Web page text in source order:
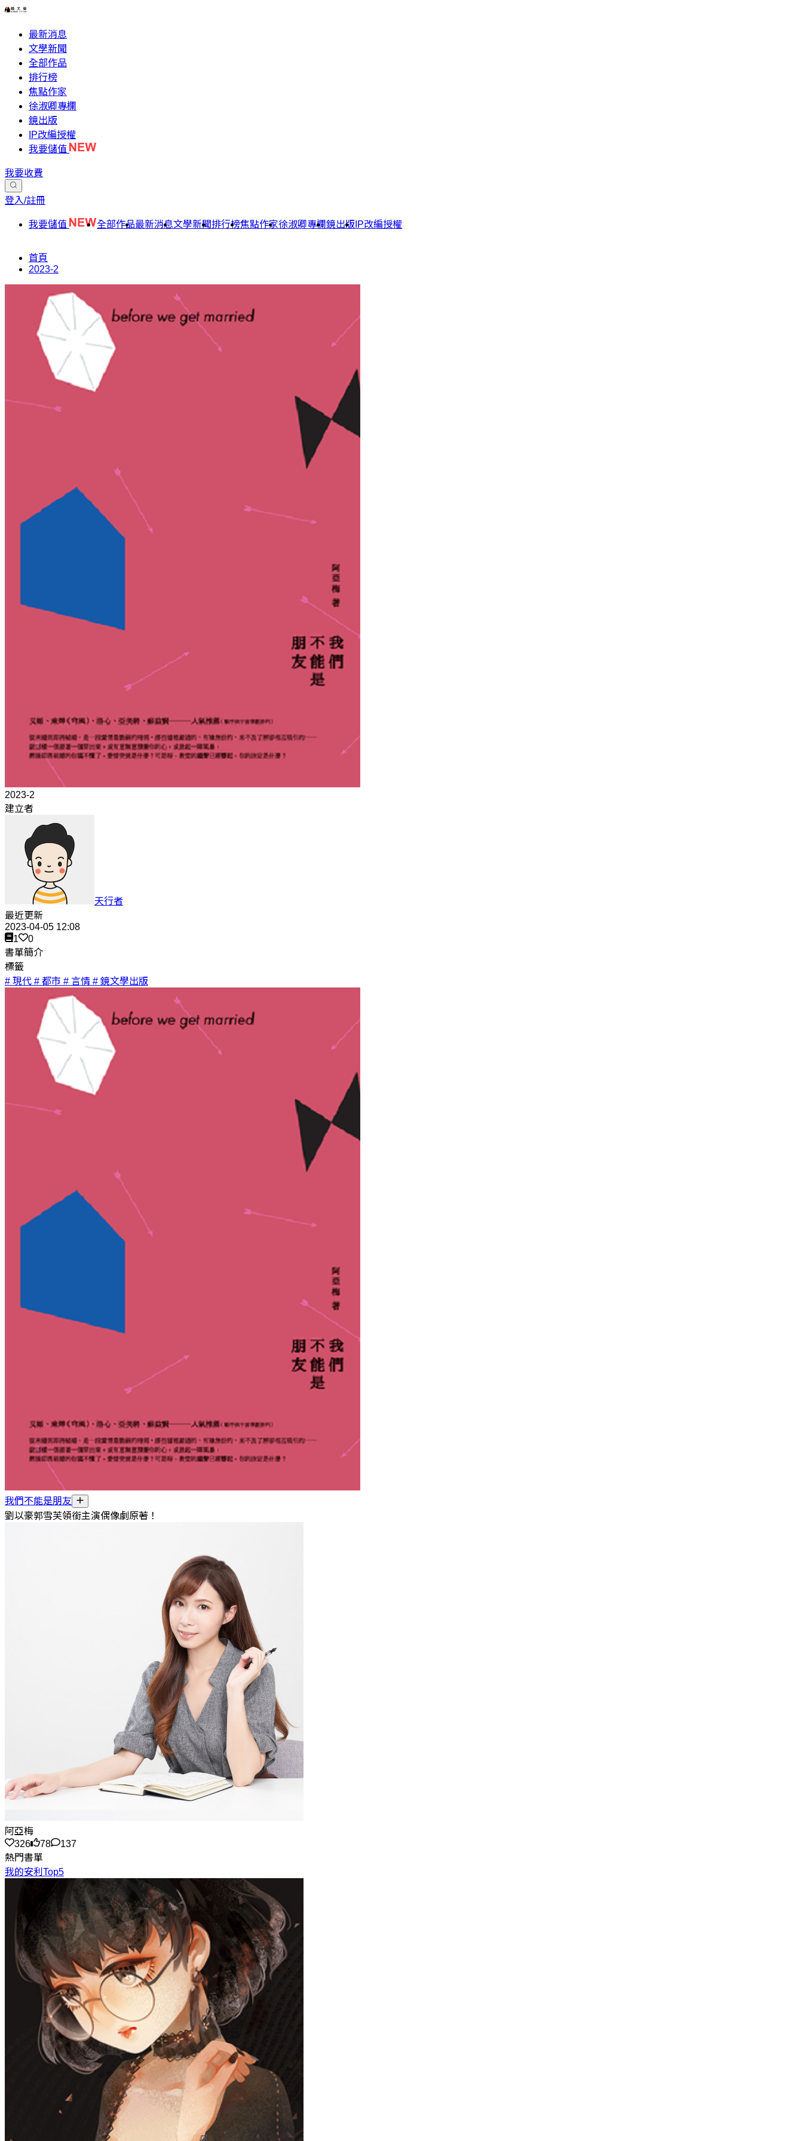
最新消息
文學新聞
全部作品
排行榜
焦點作家
徐淑卿專欄
鏡出版
IP改編授權
我要儲值
我要收費
登入/註冊
我要儲值 全部作品最新消息文學新聞排行榜焦點作家徐淑卿專欄鏡出版 IP改編授權
首頁
2023-2
2023-2
建立者
天行者
最近更新
2023-04-05 12:08
1
0
書單簡介
標籤
# 現代 # 都市 # 言情 # 鏡文學出版
我們不能是朋友
劉以豪郭雪芙領銜主演偶像劇原著！
阿亞梅
326
78
137
熱門書單
我的安利Top5